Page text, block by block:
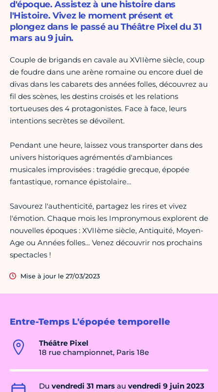
Entre-Temps L'épopée temporelle
Théâtre Pixel
18 rue championnet, Paris 18e
Du vendredi 31 mars au vendredi 9 juin 2023
d'époque. Assistez à une histoire dans
l'Histoire. Vivez le moment présent et
plongez dans le passé au Théâtre Pixel du 31
mars au 9 juin.
Couple de brigands en cavale au XVIIème siècle, coup
de foudre dans une arène romaine ou encore duel de
divas dans les cabarets des années folles, découvrez au
fil des scènes, les destins croisés et les relations
tortueuses des 4 protagonistes. Face à face, leurs
intentions secrètes se dévoilent.
Pendant une heure, laissez vous transporter dans des
univers historiques agrémentés d'ambiances
musicales improvisées : tragédie grecque, épopée
fantastique, romance épistolaire…
Savourez l'authenticité, partagez les rires et vivez
l'émotion. Chaque mois les Impronymous explorent de
nouvelles époques : XVIIème siècle, Antiquité, Moyen-
Age ou Années folles… Venez découvrir nos prochains
spectacles !
Mise à jour le 27/03/2023